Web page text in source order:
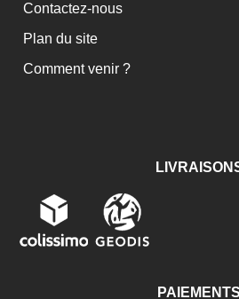
Contactez-nous
Plan du site
Comment venir ?
PAIEMENTS